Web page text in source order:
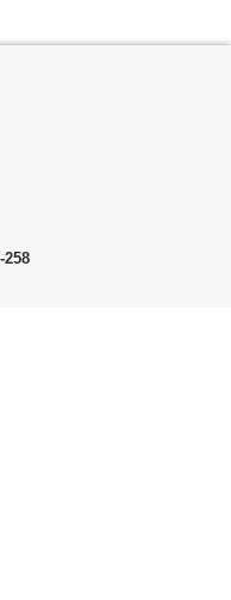
258